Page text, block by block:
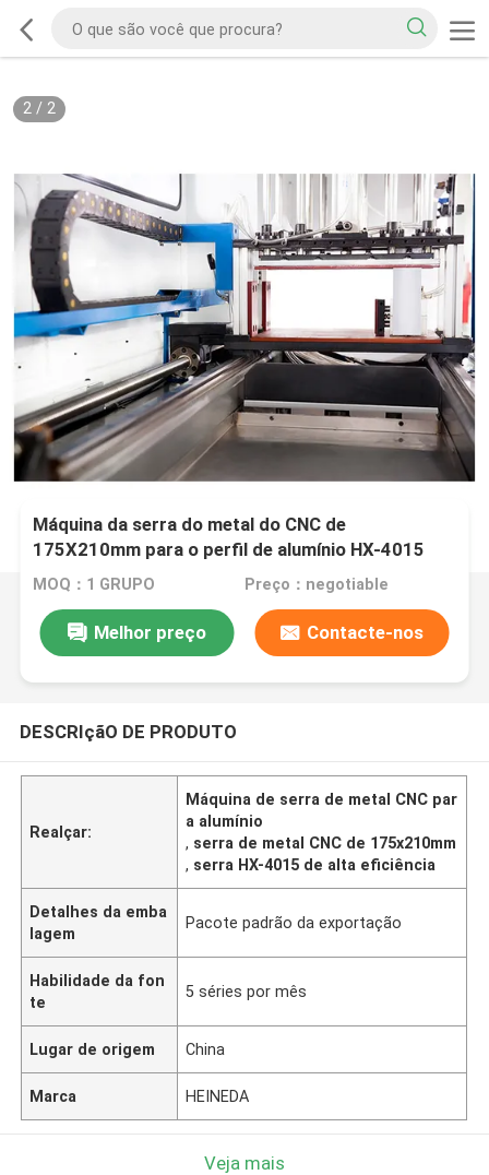
2/ 2
Máquina da serra do metal do CNC de
175X210mm para o perfil de alumínio HX-4015
eficiente alto
MOQ：1 GRUPO Preço：negotiable
Melhor preço Contacte-nos
DESCRIçãO DE PRODUTO
Realçar:
Máquina de serra de metal CNC par
a alumínio
, serra de metal CNC de 175x210mm
, serra HX-4015 de alta eficiência
Detalhes da emba
lagem
Pacote padrão da exportação
Habilidade da fon
te
5 séries por mês
Lugar de origem China
Marca HEINEDA
Veja mais